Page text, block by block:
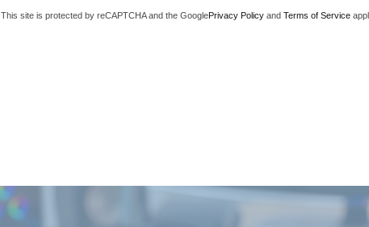
This site is protected by reCAPTCHA and the GooglePrivacy Policy and Terms of Service